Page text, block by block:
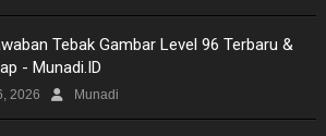
Tebak Gambar Level 96 Terbaru &
- Munadi.ID
2026 Munadi